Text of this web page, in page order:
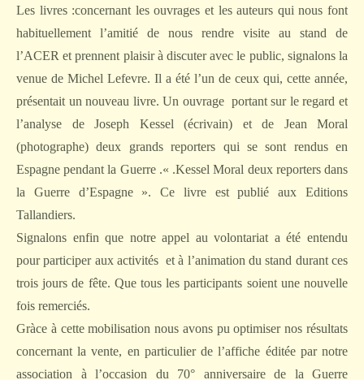
Les livres :concernant les ouvrages et les auteurs qui nous font
habituellement l’amitié de nous rendre visite au stand de
l’ACER et prennent plaisir à discuter avec le public, signalons la
venue de Michel Lefevre. Il a été l’un de ceux qui, cette année,
présentait un nouveau livre. Un ouvrage portant sur le regard et
l’analyse de Joseph Kessel (écrivain) et de Jean Moral
(photographe) deux grands reporters qui se sont rendus en
Espagne pendant la Guerre .« .Kessel Moral deux reporters dans
la Guerre d’Espagne ». Ce livre est publié aux Editions
Tallandiers.
Signalons enfin que notre appel au volontariat a été entendu
pour participer aux activités et à l’animation du stand durant ces
trois jours de fête. Que tous les participants soient une nouvelle
fois remerciés.
Gràce à cette mobilisation nous avons pu optimiser nos résultats
concernant la vente, en particulier de l’affiche éditée par notre
association à l’occasion du 70° anniversaire de la Guerre